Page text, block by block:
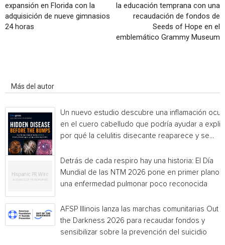
expansión en Florida con la
adquisición de nueve gimnasios
24 horas
la educación temprana con una
recaudación de fondos de
Seeds of Hope en el
emblemático Grammy Museum
Más del autor
Un nuevo estudio descubre una inflamación
en el cuero cabelludo que podría ayudar a
por qué la celulitis disecante reaparece y se...
Detrás de cada respiro hay una historia: El Día
Mundial de las NTM 2026 pone en primer plano
una enfermedad pulmonar poco reconocida
AFSP Illinois lanza las marchas comunitarias Out
the Darkness 2026 para recaudar fondos y
sensibilizar sobre la prevención del suicidio